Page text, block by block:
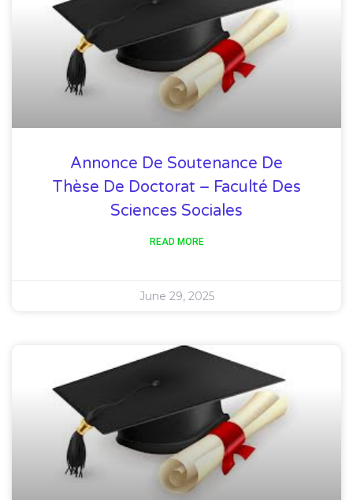
Annonce De Soutenance De
Thèse De Doctorat – Faculté Des
Sciences Sociales
READ MORE
June 29, 2025